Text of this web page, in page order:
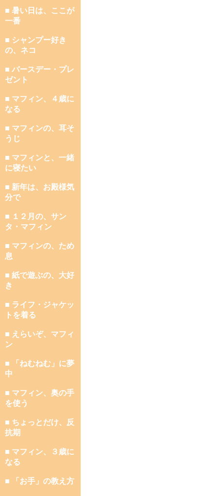
■ 暑い日は、ここが
一番
■ シャンプー好き
の、ネコ
■ バースデー・プレ
ゼント
■ マフィン、４歳に
なる
■ マフィンの、耳そ
うじ
■ マフィンと、一緒
に寝たい
■ 新年は、お殿様気
分で
■ １２月の、サン
タ・マフィン
■ マフィンの、ため
息
■ 紙で遊ぶの、大好
き
■ ライフ・ジャケッ
トを着る
■ えらいぞ、マフィ
ン
■ 「ねむねむ」に夢
中
■ マフィン、奥の手
を使う
■ ちょっとだけ、反
抗期
■ マフィン、３歳に
なる
■ 「お手」の教え方